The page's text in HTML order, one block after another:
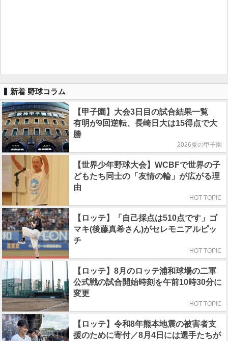
新着 野球コラム
【甲子園】大会3日目の試合結果一覧
有明が9回逆転、長崎日大は15得点で大
勝
2026夏の甲子園
【世界少年野球大会】WCBFで世界の子
どもたち同士の「友情の輪」が広がる理
由
HOT TOPIC
【ロッテ】「自己採点は510点です」ゴ
マキ(後藤真希さん)がセレモニアルピッ
チ
HOT TOPIC
【ロッテ】8月のロッテ浦和球場の二軍
公式戦の試合開始時刻を午前10時30分に
変更
HOT TOPIC
【ロッテ】令和8年熊本地震の被害者支
援のために寄付／8月4日には選手たちが